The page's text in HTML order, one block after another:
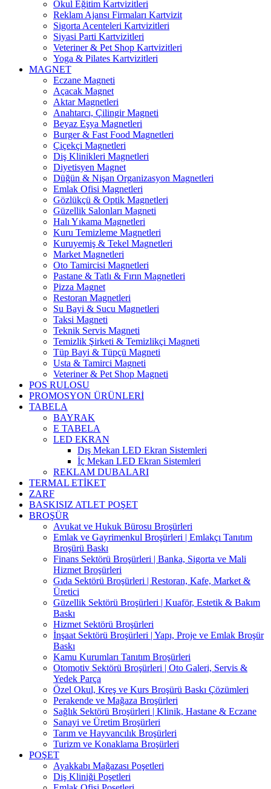
Okul Eğitim Kartvizitleri
Reklam Ajansı Firmaları Kartvizit
Sigorta Acenteleri Kartvizitleri
Siyasi Parti Kartvizitleri
Veteriner & Pet Shop Kartvizitleri
Yoga & Pilates Kartvizitleri
MAGNET
Eczane Magneti
Açacak Magnet
Aktar Magnetleri
Anahtarcı, Çilingir Magneti
Beyaz Eşya Magnetleri
Burger & Fast Food Magnetleri
Çiçekçi Magnetleri
Diş Klinikleri Magnetleri
Diyetisyen Magnet
Düğün & Nişan Organizasyon Magnetleri
Emlak Ofisi Magnetleri
Gözlükçü & Optik Magnetleri
Güzellik Salonları Magneti
Halı Yıkama Magnetleri
Kuru Temizleme Magnetleri
Kuruyemiş & Tekel Magnetleri
Market Magnetleri
Oto Tamircisi Magnetleri
Pastane & Tatlı & Fırın Magnetleri
Pizza Magnet
Restoran Magnetleri
Su Bayi & Sucu Magnetleri
Taksi Magneti
Teknik Servis Magneti
Temizlik Şirketi & Temizlikçi Magneti
Tüp Bayi & Tüpçü Magneti
Usta & Tamirci Magneti
Veteriner & Pet Shop Magneti
POS RULOSU
PROMOSYON ÜRÜNLERİ
TABELA
BAYRAK
E TABELA
LED EKRAN
Dış Mekan LED Ekran Sistemleri
İç Mekan LED Ekran Sistemleri
REKLAM DUBALARI
TERMAL ETİKET
ZARF
BASKISIZ ATLET POŞET
BROŞÜR
Avukat ve Hukuk Bürosu Broşürleri
Emlak ve Gayrimenkul Broşürleri | Emlakçı Tanıtım
Broşürü Baskı
Finans Sektörü Broşürleri | Banka, Sigorta ve Mali
Hizmet Broşürleri
Gıda Sektörü Broşürleri | Restoran, Kafe, Market &
Üretici
Güzellik Sektörü Broşürleri | Kuaför, Estetik & Bakım
Baskı
Hizmet Sektörü Broşürleri
İnşaat Sektörü Broşürleri | Yapı, Proje ve Emlak Broşür
Baskı
Kamu Kurumları Tanıtım Broşürleri
Otomotiv Sektörü Broşürleri | Oto Galeri, Servis &
Yedek Parça
Özel Okul, Kreş ve Kurs Broşürü Baskı Çözümleri
Perakende ve Mağaza Broşürleri
Sağlık Sektörü Broşürleri | Klinik, Hastane & Eczane
Sanayi ve Üretim Broşürleri
Tarım ve Hayvancılık Broşürleri
Turizm ve Konaklama Broşürleri
POŞET
Ayakkabı Mağazası Poşetleri
Diş Kliniği Poşetleri